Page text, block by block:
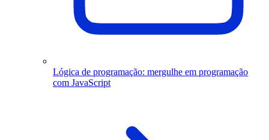
Lógica de programação: mergulhe em programação
com JavaScript